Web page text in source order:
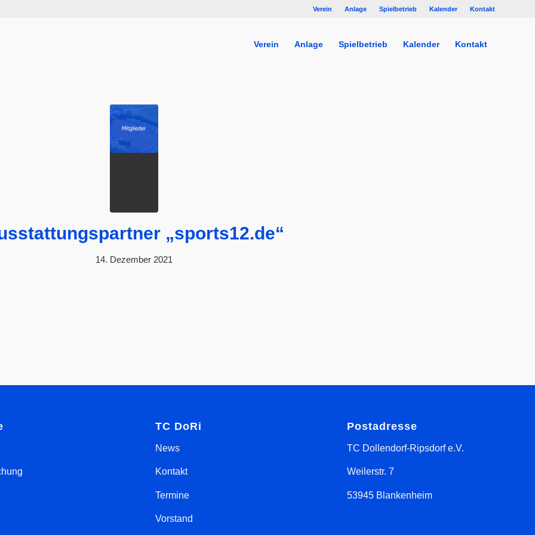
Verein Anlage Spielbetrieb Kalender Kontakt
Verein Anlage Spielbetrieb Kalender Kontakt
„sports12.de“
14. Dezember 2021
TC DoRi
News
Kontakt
Termine
Vorstand
Postadresse
TC Dollendorf-Ripsdorf e.V.
Weilerstr. 7
53945 Blankenheim